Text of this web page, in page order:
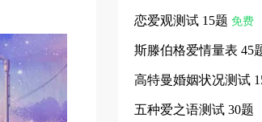
恋爱观测试 15题免费
斯滕伯格爱情量表 45
高特曼婚姻状况测试
五种爱之语测试 30题